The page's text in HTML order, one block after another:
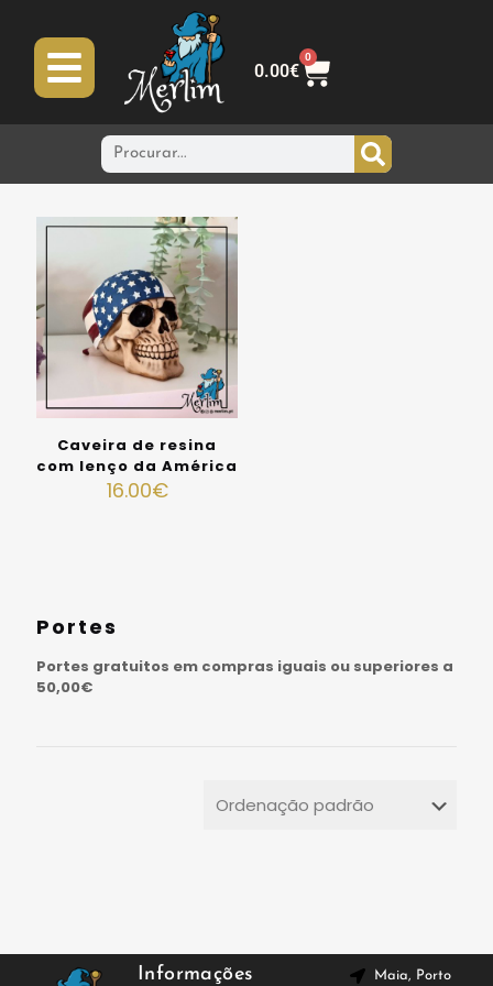
0.00€
0
Caveira de resina
com lenço da América
16.00€
Portes
Portes gratuitos em compras iguais ou superiores a
50,00€
Informações Maia, Porto